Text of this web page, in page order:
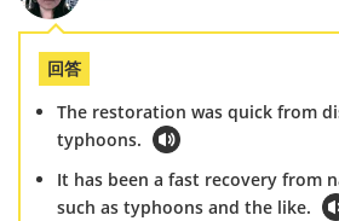
回答
The restoration was quick from
typhoons.
It has been a fast recovery from
such as typhoons and the like.